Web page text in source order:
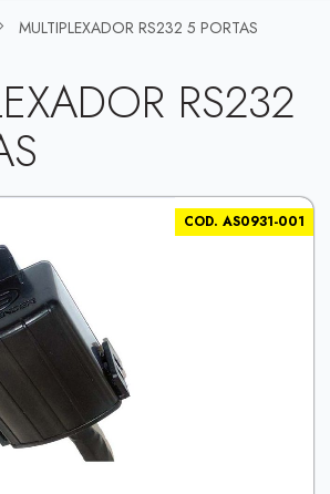
MULTIPLEXADOR RS232 5 PORTAS
RS232
COD. AS0931-001